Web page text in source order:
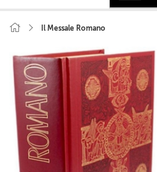
VATICANO
CHIESA
MONDO
COLLANE
Il Messale Romano